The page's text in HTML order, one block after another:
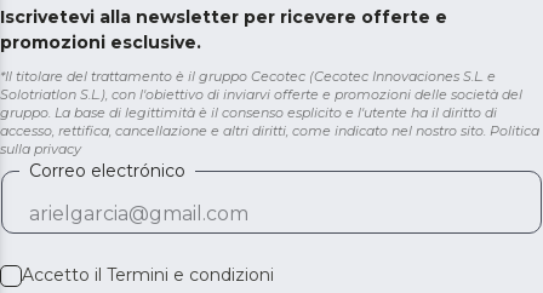
Iscrivetevi alla newsletter per ricevere offerte e
promozioni esclusive.
*Il titolare del trattamento è il gruppo Cecotec (Cecotec Innovaciones S.L. e
Solotriatlon S.L.), con l'obiettivo di inviarvi offerte e promozioni delle società del
gruppo. La base di legittimità è il consenso esplicito e l'utente ha il diritto di
accesso, rettifica, cancellazione e altri diritti, come indicato nel nostro sito. Politica
sulla privacy
Correo electrónico
Accetto il Termini e condizioni